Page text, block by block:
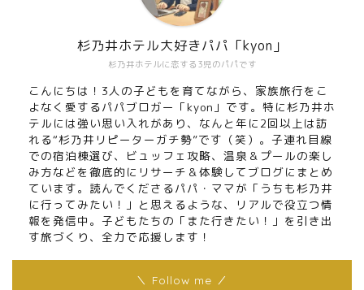
杉乃井ホテルに恋する3児のパパです
杉乃井ホテル大好きパパ「kyon」
こんにちは！3人の子どもを育てながら、家族旅行をこ
よなく愛するパパブロガー「kyon」です。特に杉乃井ホ
テルには強い思い入れがあり、なんと年に2回以上は訪
れる“杉乃井リピーターガチ勢”です（笑）。子連れ目線
での宿泊棟選び、ビュッフェ攻略、温泉＆プールの楽し
み方などを徹底的にリサーチ＆体験してブログにまとめ
ています。読んでくださるパパ・ママが「うちも杉乃井
に行ってみたい！」と思えるような、リアルで役立つ情
報を発信中。子どもたちの「また行きたい！」を引き出
す旅づくり、全力で応援します！
＼ Follow me ／